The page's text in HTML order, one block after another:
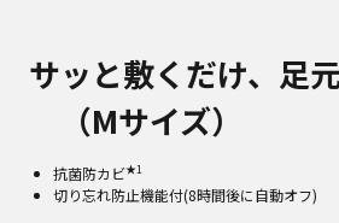
サッと敷くだけ、足
（Mサイズ）
抗菌防カビ★1
切り忘れ防止機能付(8時間後に自動オフ)